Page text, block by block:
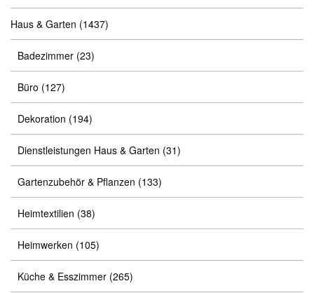
Haus & Garten (1437)
Badezimmer (23)
Büro (127)
Dekoration (194)
Dienstleistungen Haus & Garten (31)
Gartenzubehör & Pflanzen (133)
Heimtextilien (38)
Heimwerken (105)
Küche & Esszimmer (265)